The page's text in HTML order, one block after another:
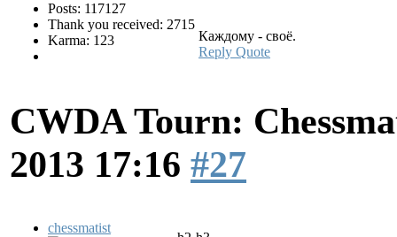
Posts: 117127
Thank you received: 2715
Karma: 123
Каждому - своё.
Reply Quote
CWDA Tourn:
2013 17:16 #27
chessmatist